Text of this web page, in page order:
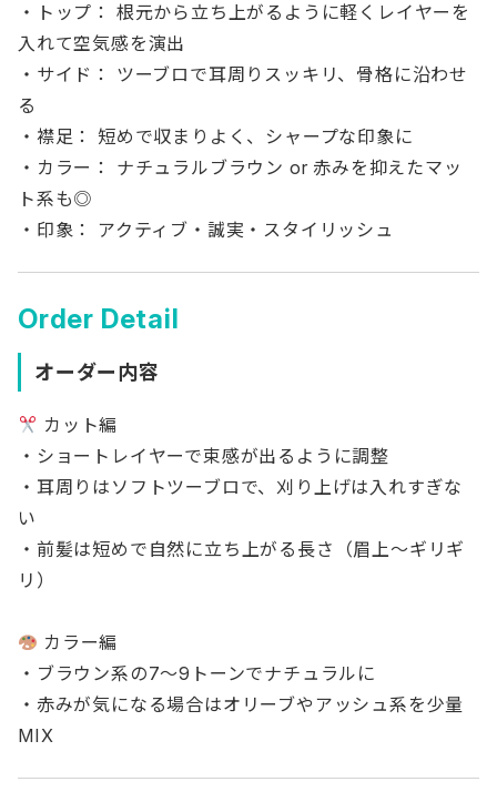
・トップ： 根元から立ち上がるように軽くレイヤーを
入れて空気感を演出
・サイド： ツーブロで耳周りスッキリ、骨格に沿わせ
る
・襟足： 短めで収まりよく、シャープな印象に
・カラー： ナチュラルブラウン or 赤みを抑えたマッ
ト系も◎
・印象： アクティブ・誠実・スタイリッシュ
Order Detail
オーダー内容
カット編
・ショートレイヤーで束感が出るように調整
・耳周りはソフトツーブロで、刈り上げは入れすぎな
い
・前髪は短めで自然に立ち上がる長さ（眉上〜ギリギ
リ）
カラー編
・ブラウン系の7〜9トーンでナチュラルに
・赤みが気になる場合はオリーブやアッシュ系を少量
MIX